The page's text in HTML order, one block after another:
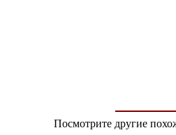
Посмотрите другие